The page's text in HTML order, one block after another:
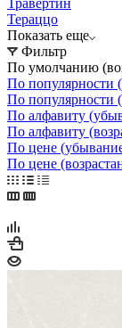
Тераццо
Показать еще
Фильтр
По умолчанию
По популярности
По популярности
По алфавиту
По алфавиту
По цене
По цене